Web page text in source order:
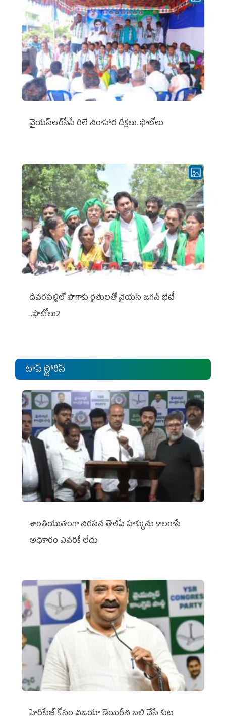
వైయ‌స్ఆర్‌సీపీ రిలే నిరాహార దీక్షలు..ఫొటోలు
దేవరపల్లిలో పొగాకు రైతులతో వైయస్ జగన్ భేటీ
..ఫొటోలు2
టాప్ స్టోరీస్
శాంతియుతంగా నిరసన తెలిపే హక్కును కాలరాసే
అధికారం ఎవరికీ లేదు